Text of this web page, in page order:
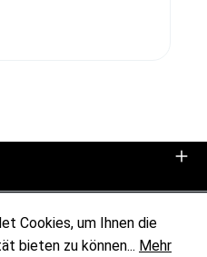
Cookies, um Ihnen die
bieten zu können... Mehr